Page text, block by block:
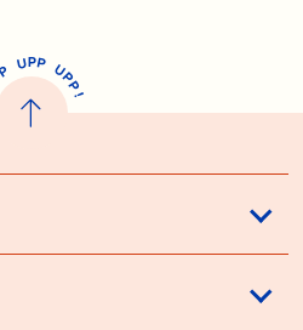
UPP UP
P
!